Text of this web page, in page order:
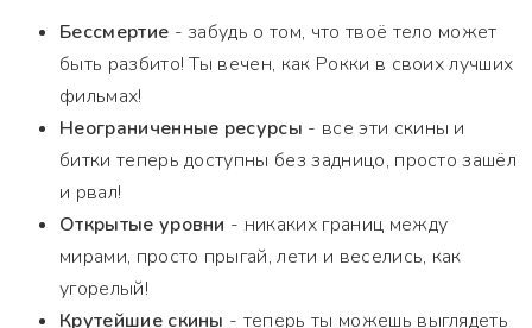
Бессмертие - забудь о том, что твоё тело может
быть разбито! Ты вечен, как Рокки в своих лучших
фильмах!
Неограниченные ресурсы - все эти скины и
битки теперь доступны без задницо, просто зашёл
и рвал!
Открытые уровни - никаких границ между
мирами, просто прыгай, лети и веселись, как
угорелый!
Крутейшие скины - теперь ты можешь выглядеть